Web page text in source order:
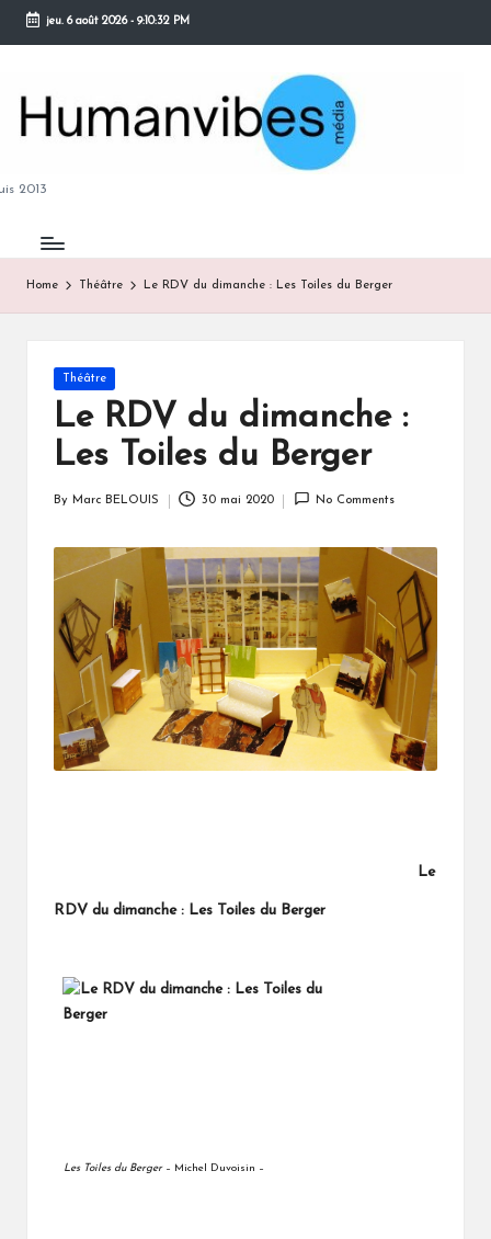
Skip
content
jeu. 6 août 2026- 9:10:33 PM
2013
Home Théâtre Le RDV du dimanche : Les Toiles du Berger
Posted
in
Théâtre
Le RDV du dimanche :
Les Toiles du Berger
By Marc BELOUIS 30 mai 2020 No Comments
Le
RDV du dimanche : Les Toiles du Berger
Les Toiles du Berger– Michel Duvoisin –